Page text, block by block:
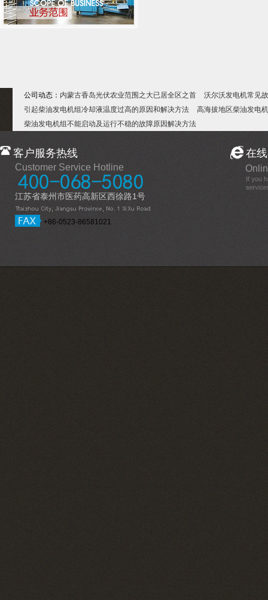
公司动态： 内蒙古香岛光伏农业范围之大已居全区之首
沃尔沃发电机常见
引起柴油发电机组冷却液温度过高的原因和解决方法
高海拔地区柴油发电
柴油发电机组不能启动及运行不稳的故障原因解决方法
客户服务热线
Customer Service Hotline
江苏省泰州市医药高新区西徐路1号
+86-0523-86581021
在